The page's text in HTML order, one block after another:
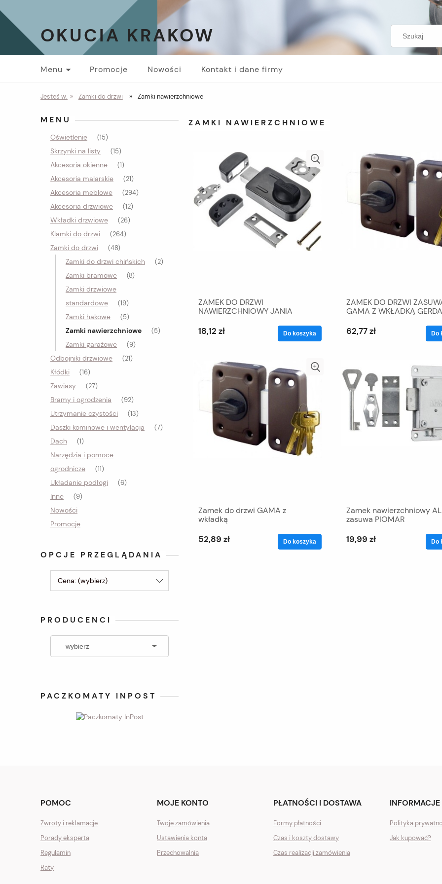
OKUCIA KRAKOW
Menu Promocje Nowości Kontakt i dane firmy
Jesteś w: » Zamki do drzwi » Zamki nawierzchniowe
MENU
Oświetlenie (15)
Skrzynki na listy (15)
Akcesoria okienne (1)
Akcesoria malarskie (21)
Akcesoria meblowe (294)
Akcesoria drzwiowe (12)
Wkładki drzwiowe (26)
Klamki do drzwi (264)
Zamki do drzwi (48)
Zamki do drzwi chińskich (2)
Zamki bramowe (8)
Zamki drzwiowe
standardowe
(19)
Zamki hakowe (5)
Zamki nawierzchniowe (5)
Zamki garażowe (9)
Odbojniki drzwiowe (21)
Kłódki (16)
Zawiasy (27)
Bramy i ogrodzenia (92)
Utrzymanie czystości (13)
Daszki kominowe i wentylacja (7)
Dach (1)
Narzędzia i pomoce
ogrodnicze
(11)
Układanie podłogi (6)
Inne (9)
Nowości
Promocje
OPCJE PRZEGLĄDANIA
Cena: (wybierz)
PRODUCENCI
PACZKOMATY INPOST
ZAMKI NAWIERZCHNIOWE
ZAMEK DO DRZWI
NAWIERZCHNIOWY JANIA
18,12 zł Do koszyka
ZAMEK DO DRZWI
GAMA Z WKŁADKĄ GERDA
62,77 zł Do
Zamek do drzwi GAMA z
wkładką
52,89 zł Do koszyka
Zamek nawierzchniowy
zasuwa PIOMAR
19,99 zł Do
POMOC
Zwroty i reklamacje
Porady eksperta
Regulamin
Raty
MOJE KONTO
Twoje zamówienia
Ustawienia konta
Przechowalnia
PŁATNOŚCI I DOSTAWA
Formy płatności
Czas i koszty dostawy
Czas realizacji zamówienia
INFORMACJE
Polityka
Jak kupować?